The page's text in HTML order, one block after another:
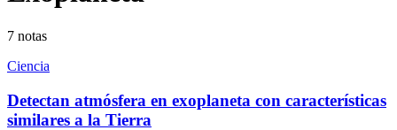
7 notas
Ciencia
Detectan atmósfera en exoplaneta con características
similares a la Tierra